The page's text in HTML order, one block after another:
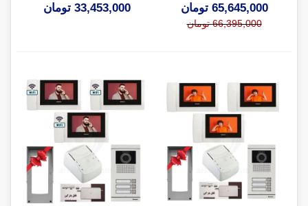
65,645,000 تومان
66,395,000 تومان
33,453,000 تومان